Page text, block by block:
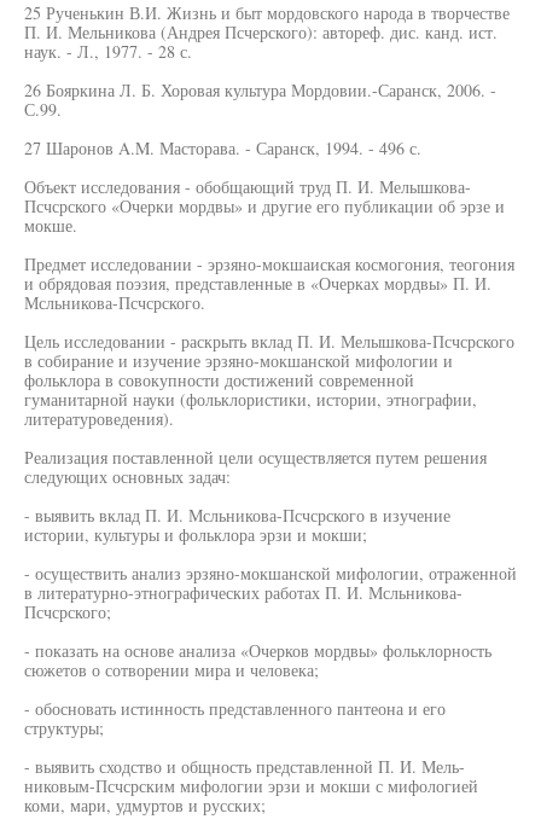
25 Рученькин В.И. Жизнь и быт мордовского народа в творчестве
П. И. Мельникова (Андрея Псчерского): автореф. дис. канд. ист.
наук. - Л., 1977. - 28 с.
26 Бояркина Л. Б. Хоровая культура Мордовии.-Саранск, 2006. -
С.99.
27 Шаронов A.M. Масторава. - Саранск, 1994. - 496 с.
Объект исследования - обобщающий труд П. И. Мелышкова-
Псчсрского «Очерки мордвы» и другие его публикации об эрзе и
мокше.
Предмет исследовании - эрзяно-мокшаиская космогония, теогония
и обрядовая поэзия, представленные в «Очерках мордвы» П. И.
Мсльникова-Псчсрского.
Цель исследовании - раскрыть вклад П. И. Мелышкова-Псчсрского
в собирание и изучение эрзяно-мокшанской мифологии и
фольклора в совокупности достижений современной
гуманитарной науки (фольклористики, истории, этнографии,
литературоведения).
Реализация поставленной цели осуществляется путем решения
следующих основных задач:
- выявить вклад П. И. Мсльникова-Псчсрского в изучение
истории, культуры и фольклора эрзи и мокши;
- осуществить анализ эрзяно-мокшанской мифологии, отраженной
в литературно-этнографических работах П. И. Мсльникова-
Псчсрского;
- показать на основе анализа «Очерков мордвы» фольклорность
сюжетов о сотворении мира и человека;
- обосновать истинность представленного пантеона и его
структуры;
- выявить сходство и общность представленной П. И. Мель-
никовым-Псчсрским мифологии эрзи и мокши с мифологией
коми, мари, удмуртов и русских;